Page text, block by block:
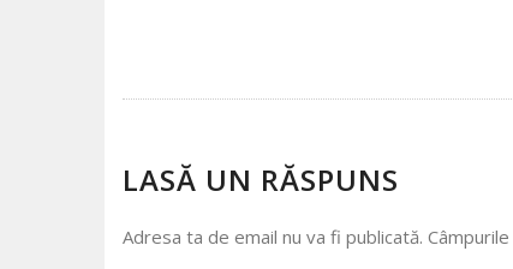
NAVIGATION
LASĂ UN RĂSPUNS
Adresa ta de email nu va fi publicată.